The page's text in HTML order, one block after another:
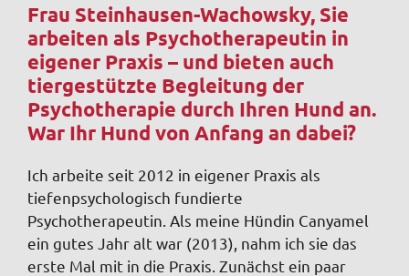
Frau Steinhausen-Wachowsky, Sie
arbeiten als Psychotherapeutin in
eigener Praxis – und bieten auch
tiergestützte Begleitung der
Psychotherapie durch Ihren Hund an.
War Ihr Hund von Anfang an dabei?
Ich arbeite seit 2012 in eigener Praxis als
tiefenpsychologisch fundierte
Psychotherapeutin. Als meine Hündin Canyamel
ein gutes Jahr alt war (2013), nahm ich sie das
erste Mal mit in die Praxis. Zunächst ein paar